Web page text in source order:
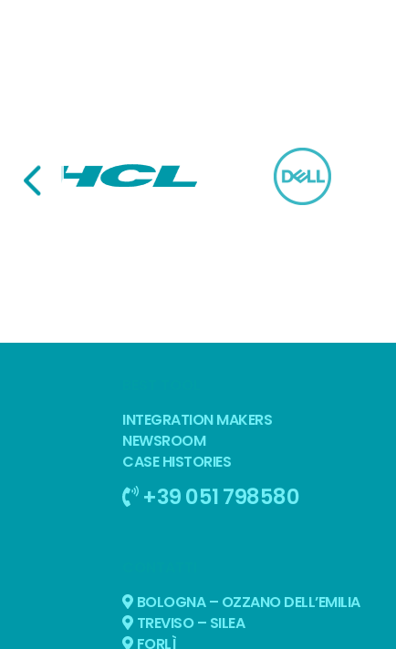
INTEGRATION MAKERS
NEWSROOM
CASE HISTORIES
+39 051 798580
BOLOGNA – OZZANO DELL’EMILIA
TREVISO – SILEA
FORLÌ